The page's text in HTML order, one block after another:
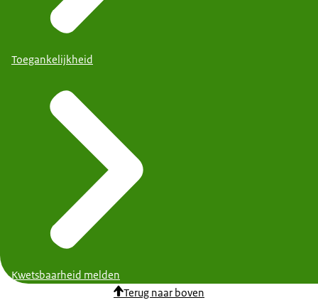
Toegankelijkheid
Kwetsbaarheid melden
Terug naar boven